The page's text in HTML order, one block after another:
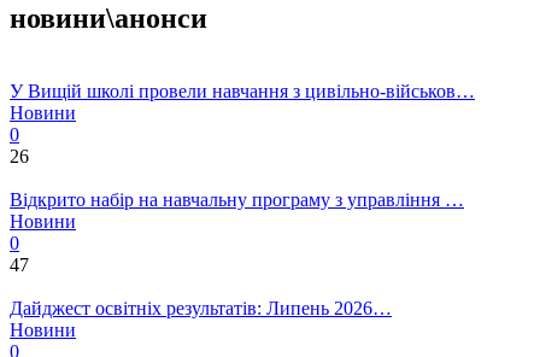
новини\анонси
У Вищій школі провели навчання з цивільно-військов…
Новини
0
26
Відкрито набір на навчальну програму з управління …
Новини
0
47
Дайджест освітніх результатів: Липень 2026…
Новини
0